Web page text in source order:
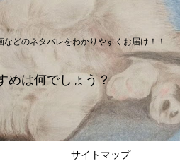
どのネタバレをわかりやすくお届け！！
めは何でしょう？
サイトマップ